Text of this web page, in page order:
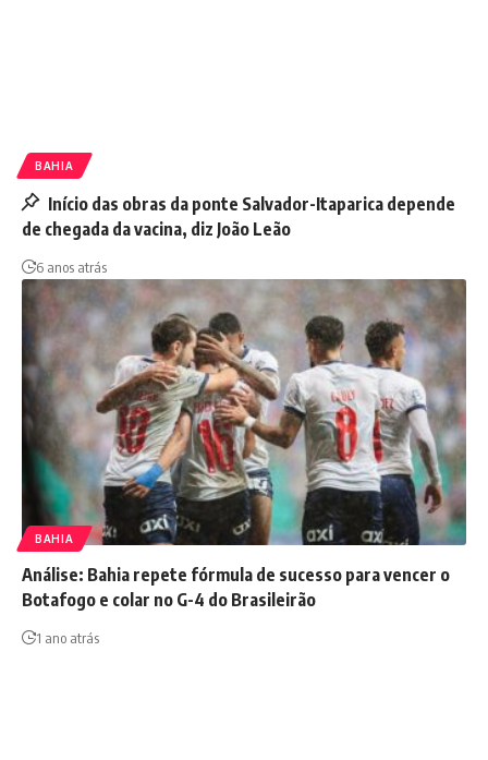
BAHIA
Início das obras da ponte Salvador-Itaparica depende
de chegada da vacina, diz João Leão
6 anos atrás
BAHIA
Análise: Bahia repete fórmula de sucesso para vencer o
Botafogo e colar no G-4 do Brasileirão
1 ano atrás